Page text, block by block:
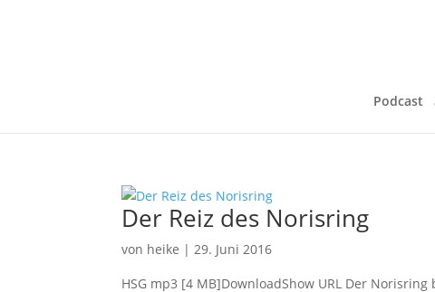
Podcast
Der Reiz des Norisring
von heike |29. Juni 2016
HSG mp3 [4 MB]DownloadShow URL Der